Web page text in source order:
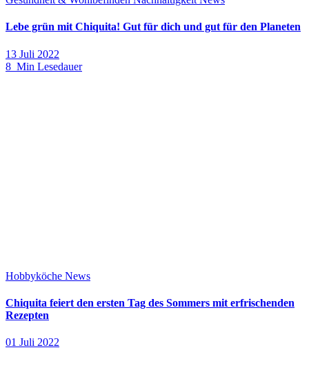
Lebe grün mit Chiquita! Gut für dich und gut für den Planeten
13 Juli 2022
8 Min Lesedauer
Hobbyköche News
Chiquita feiert den ersten Tag des Sommers mit erfrischenden
Rezepten
01 Juli 2022